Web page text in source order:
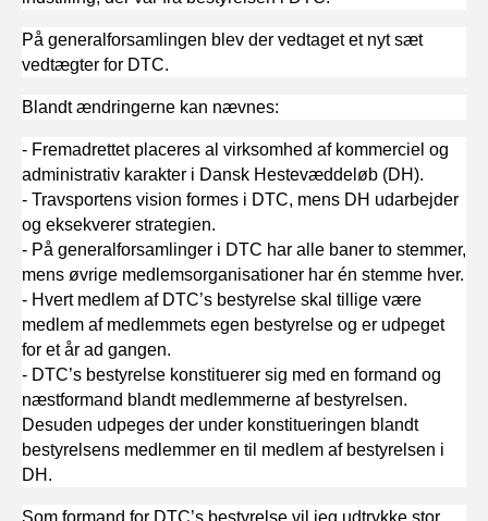
På generalforsamlingen blev der vedtaget et nyt sæt
vedtægter for DTC.
Blandt ændringerne kan nævnes:
- Fremadrettet placeres al virksomhed af kommerciel og
administrativ karakter i Dansk Hestevæddeløb (DH).
- Travsportens vision formes i DTC, mens DH udarbejder
og eksekverer strategien.
- På generalforsamlinger i DTC har alle baner to stemmer,
mens øvrige medlemsorganisationer har én stemme hver.
- Hvert medlem af DTC’s bestyrelse skal tillige være
medlem af medlemmets egen bestyrelse og er udpeget
for et år ad gangen.
- DTC’s bestyrelse konstituerer sig med en formand og
næstformand blandt medlemmerne af bestyrelsen.
Desuden udpeges der under konstitueringen blandt
bestyrelsens medlemmer en til medlem af bestyrelsen i
DH.